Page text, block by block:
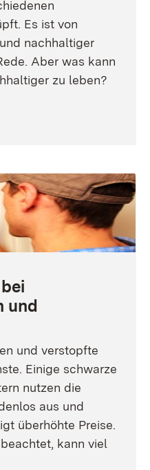
Es ist von
nachhaltiger
Aber was kann
zu leben?
und
und verstopfte
Einige schwarze
nutzen die
aus und
überhöhte Preise.
kann viel